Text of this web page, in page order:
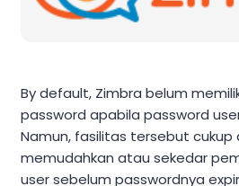
By default, Zimbra belum
password apabila password
Namun, fasilitas tersebut cukup
memudahkan atau sekedar
user sebelum passwordnya